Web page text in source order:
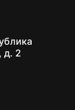
д. 2